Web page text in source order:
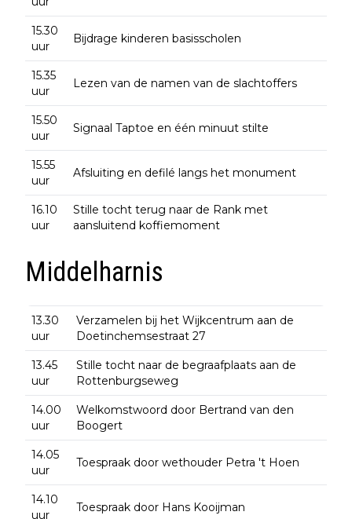
15.30
uur
Bijdrage kinderen basisscholen
15.35
uur
Lezen van de namen van de slachtoffers
15.50
uur
Signaal Taptoe en één minuut stilte
15.55
uur
Afsluiting en defilé langs het monument
16.10
uur
Stille tocht terug naar de Rank met
aansluitend koffiemoment
Middelharnis
13.30
uur
Verzamelen bij het Wijkcentrum aan de
Doetinchemsestraat 27
13.45
uur
Stille tocht naar de begraafplaats aan de
Rottenburgseweg
14.00
uur
Welkomstwoord door Bertrand van den
Boogert
14.05
uur
Toespraak door wethouder Petra 't Hoen
14.10
uur
Toespraak door Hans Kooijman